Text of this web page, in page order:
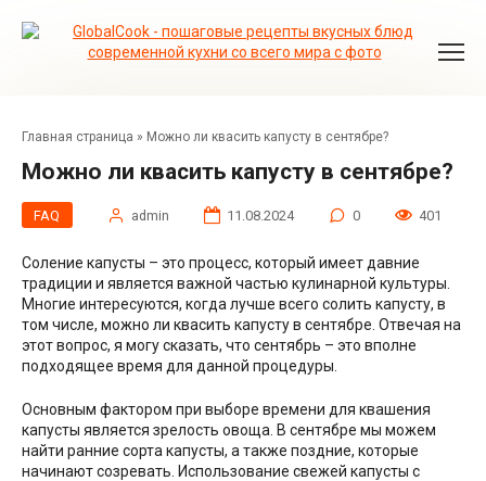
Главная страница » Можно ли квасить капусту в сентябре?
Можно ли квасить капусту в сентябре?
FAQ admin 11.08.2024 0 401
Соление капусты – это процесс, который имеет давние
традиции и является важной частью кулинарной культуры.
Многие интересуются, когда лучше всего солить капусту, в
том числе, можно ли квасить капусту в сентябре. Отвечая на
этот вопрос, я могу сказать, что сентябрь – это вполне
подходящее время для данной процедуры.
Основным фактором при выборе времени для квашения
капусты является зрелость овоща. В сентябре мы можем
найти ранние сорта капусты, а также поздние, которые
начинают созревать. Использование свежей капусты с